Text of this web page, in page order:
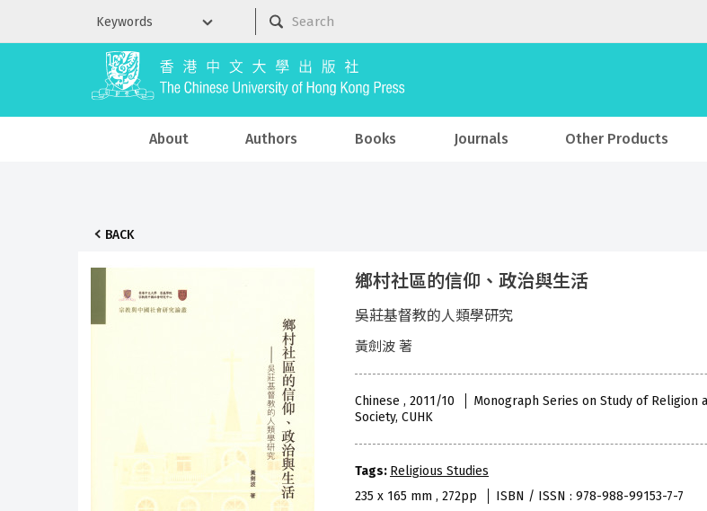
About Authors Books Journals Other Products
BACK
鄉村社區的信仰、政治與生活
吳莊基督教的人類學研究
黃劍波 著
Chinese , 2011/10 Monograph Series on Study of Religion
Society, CUHK
Tags: Religious Studies
235 x 165 mm , 272pp
ISBN / ISSN : 978-988-99153-7-7